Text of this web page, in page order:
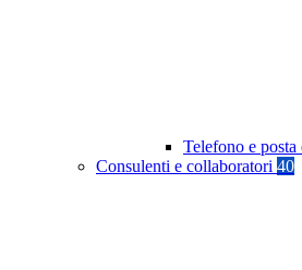
Telefono e posta
Consulenti e collaboratori 40